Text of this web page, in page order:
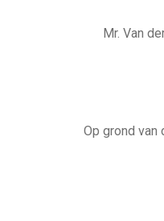
Mr. Van
Op grond